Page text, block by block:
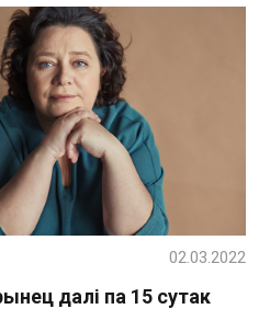
далі па 15 сутак
02.03.2022